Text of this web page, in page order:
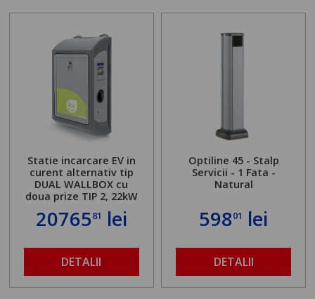
Statie incarcare EV in
curent alternativ tip
DUAL WALLBOX cu
doua prize TIP 2, 22kW
2076581 lei
DETALII
Optiline 45 - Stalp
Servicii - 1 Fata -
Natural
59801 lei
DETALII